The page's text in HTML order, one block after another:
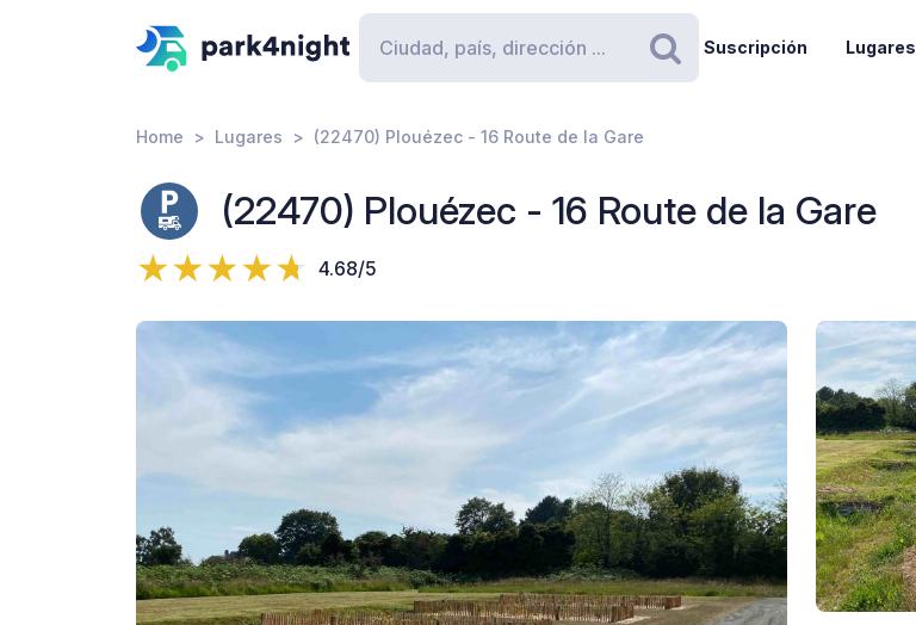
Buscar
Suscripción Lugares
Home Lugares (22470) Plouézec - 16 Route de la Gare
(22470) Plouézec - 16 Route de la Gare
4.68/5